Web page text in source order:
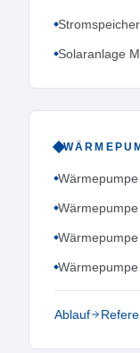
Solaranlage
Ablauf